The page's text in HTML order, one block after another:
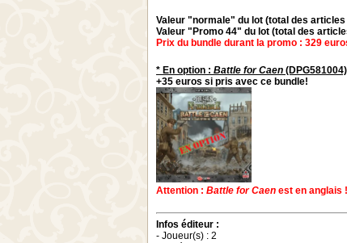
Valeur "normale" du lot (total des
Valeur "Promo 44" du lot (total des
Prix du bundle durant la promo : 329
* En option : Battle for Caen
+35 euros si pris avec ce bundle!
Attention : Battle for Caen est en anglais !
Infos éditeur :
- Joueur(s) : 2